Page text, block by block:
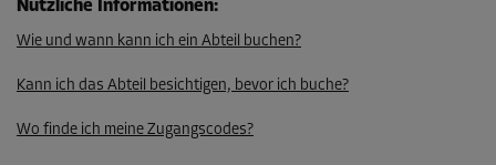
75,00 EUR/Mon
Abteil 28
Fläche: 2 m²
Nützliche Informationen:
Wie und wann kann ich ein Abteil buchen?
Kann ich das Abteil besichtigen, bevor ich buche?
Wo finde ich meine Zugangscodes?